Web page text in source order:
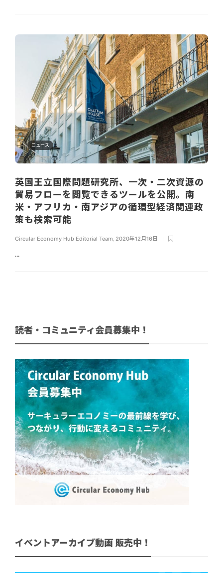
ニュース
英国王立国際問題研究所、一次・二次資源の
貿易フローを閲覧できるツールを公開。南
米・アフリカ・南アジアの循環型経済関連政
策も検索可能
Circular Economy Hub Editorial Team 2020年12月16日
...
読者・コミュニティ会員募集中！
イベントアーカイブ動画 販売中！